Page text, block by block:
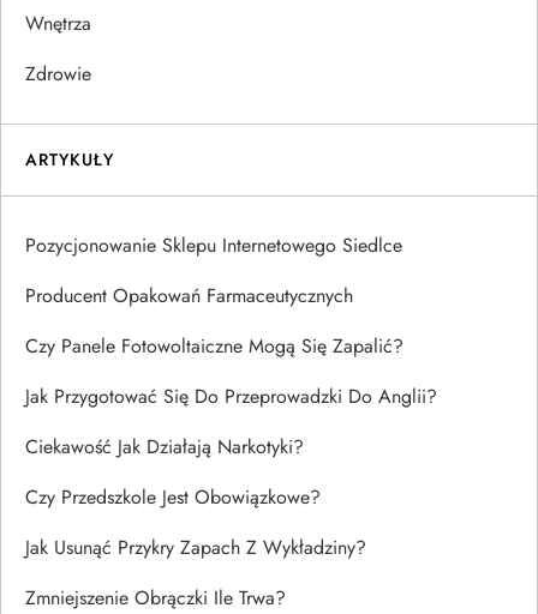
Wnętrza
Zdrowie
ARTYKUŁY
Pozycjonowanie Sklepu Internetowego Siedlce
Producent Opakowań Farmaceutycznych
Czy Panele Fotowoltaiczne Mogą Się Zapalić?
Jak Przygotować Się Do Przeprowadzki Do Anglii?
Ciekawość Jak Działają Narkotyki?
Czy Przedszkole Jest Obowiązkowe?
Jak Usunąć Przykry Zapach Z Wykładziny?
Zmniejszenie Obrączki Ile Trwa?